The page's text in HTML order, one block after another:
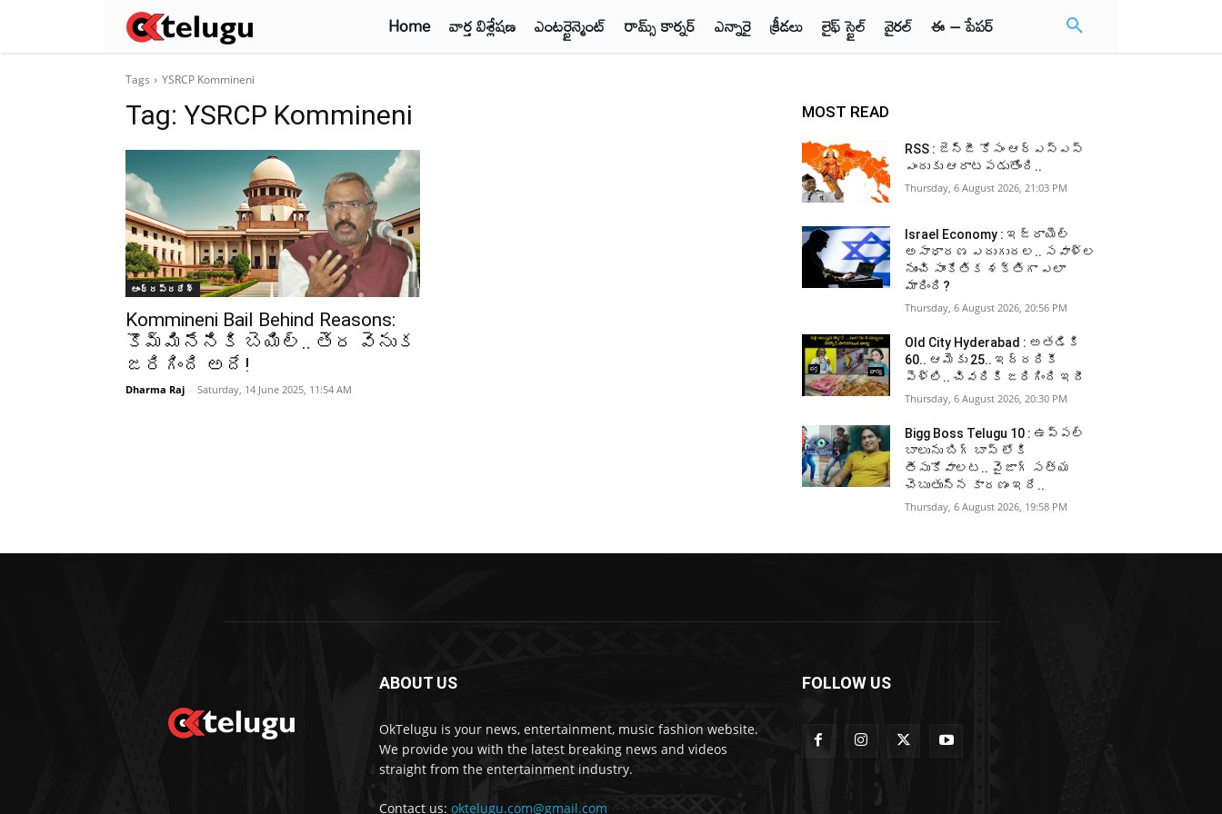
Home వార్త విశ్లేషణ ఎంటర్టైన్మెంట్ రామ్స్ కార్నర్ ఎన్నారై క్రీడలు లైఫ్ స్టైల్ వైరల్ ఈ – పేపర్
Tags YSRCP Kommineni
Tag: YSRCP Kommineni
ఆంధ్రప్రదేశ్‌
Kommineni Bail Behind Reasons:
కొమ్మినేనికి బెయిల్.. తెర వెనుక
జరిగింది అదే!
Dharma Raj - Saturday, 14 June 2025, 11:54 AM
MOST READ
RSS : జెన్‌జీ కోసం ఆర్‌ఎస్‌ఎస్‌
ఎందుకు ఆరాటపడుతోంది..
Thursday, 6 August 2026, 21:03 PM
Israel Economy : ఇజ్రాయెల్‌
అసాధారణ ఎదుగుదల.. సవాళ్ల
నుంచి సాంకేతిక శక్తిగా ఎలా
మారింది?
Thursday, 6 August 2026, 20:56 PM
Old City Hyderabad : అతడికి
60.. ఆమెకు 25.. ఇద్దరికీ
పెళ్లి.. చివరికి జరిగింది ఇదీ
Thursday, 6 August 2026, 20:30 PM
Bigg Boss Telugu 10 : ఉప్పల్
బాలును బిగ్ బాస్ లోకి
తీసుకోవాలట.. వైజాగ్ సత్య
చెబుతున్న కారణం ఇదే..
Thursday, 6 August 2026, 19:58 PM
ABOUT US
OkTelugu is your news, entertainment, music fashion website.
We provide you with the latest breaking news and videos
straight from the entertainment industry.
Contact us: oktelugu.com@gmail.com
FOLLOW US